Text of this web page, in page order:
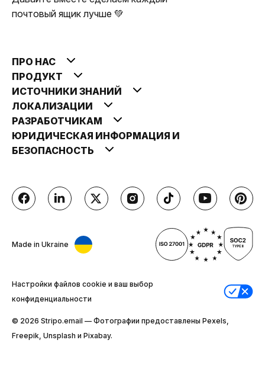
почтовый ящик лучше 💚
ПРО НАС
ПРОДУКТ
ИСТОЧНИКИ ЗНАНИЙ
ЛОКАЛИЗАЦИИ
РАЗРАБОТЧИКАМ
ЮРИДИЧЕСКАЯ ИНФОРМАЦИЯ И
БЕЗОПАСНОСТЬ
Made in Ukraine
Настройки файлов cookie и ваш выбор
конфиденциальности
© 2026 Stripо.email — Фотографии предоставлены Pexels,
Freepik, Unsplash и Pixabay.